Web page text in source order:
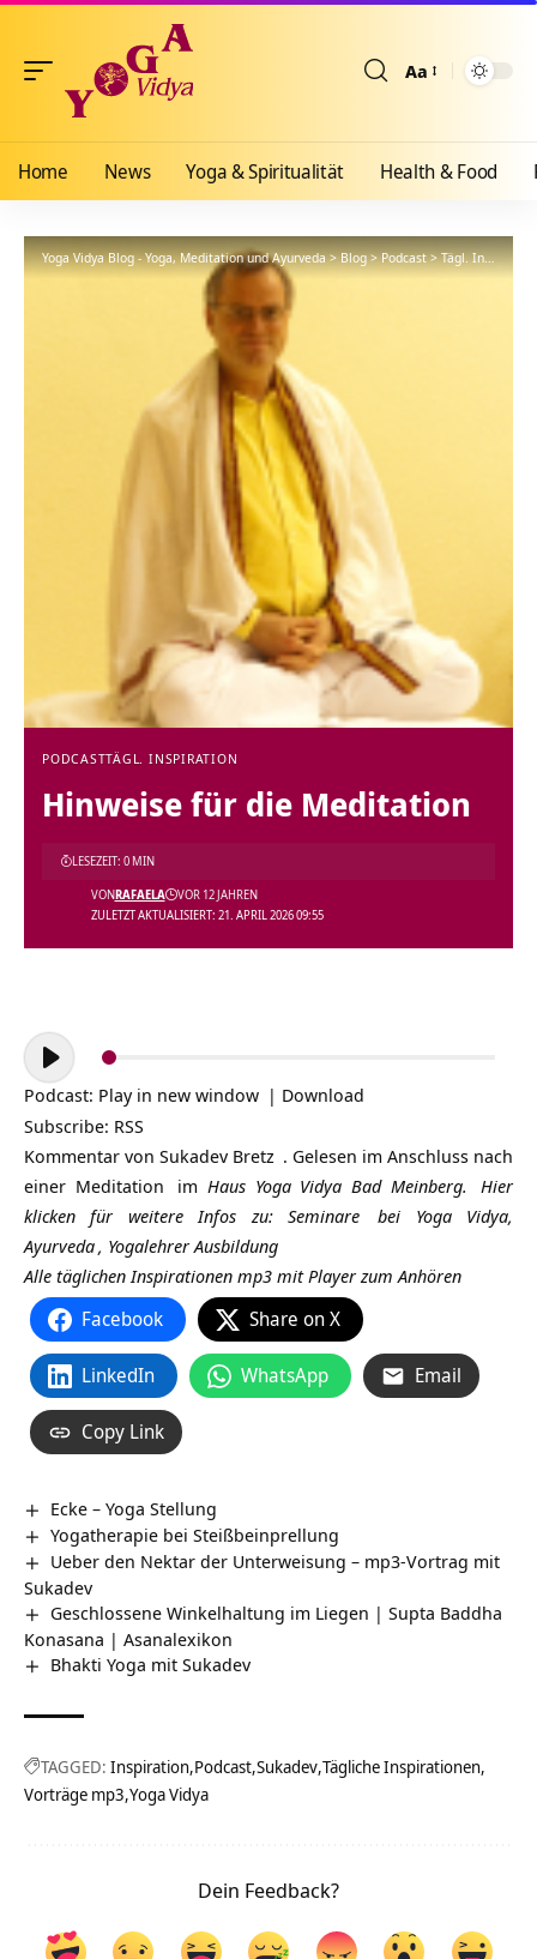
Aa
Home News Yoga & Spiritualität Health & Food
Yoga Vidya Blog - Yoga, Meditation und Ayurveda>Blog>Podcast>Tägl. Inspiration
PODCASTTÄGL. INSPIRATION
Hinweise für die Meditation
ZULETZT AKTUALISIERT: 21. APRIL 2026 09:55
VONRAFAELA VOR 12 JAHREN
LESEZEIT: 0 MIN
Audio-
Player
Podcast: Play in new window | Download
Subscribe: RSS
Kommentar von Sukadev Bretz . Gelesen im Anschluss nach
einer Meditation im Haus Yoga Vidya Bad Meinberg.
Hier
klicken für weitere Infos zu: Seminare
bei Yoga Vidya,
Ayurveda, Yogalehrer Ausbildung
Alle täglichen Inspirationen mp3 mit Player zum Anhören
Facebook Share on X
LinkedIn WhatsApp Email
Copy Link
Ecke – Yoga Stellung
Yogatherapie bei Steißbeinprellung
Ueber den Nektar der Unterweisung – mp3-Vortrag mit
Sukadev
Geschlossene Winkelhaltung im Liegen | Supta Baddha
Konasana | Asanalexikon
Bhakti Yoga mit Sukadev
TAGGED: Inspiration Podcast Sukadev Tägliche Inspirationen
Vorträge mp3 Yoga Vidya
Dein Feedback?